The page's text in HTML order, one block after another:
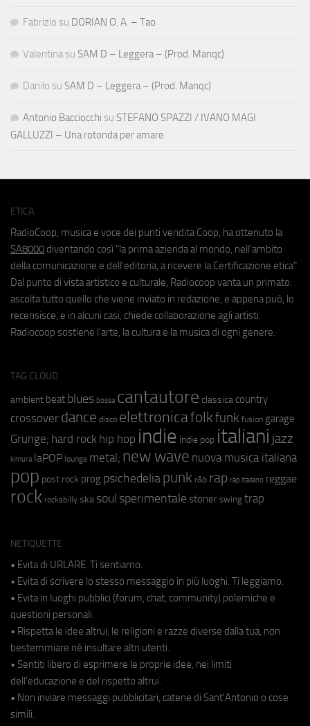
Fabrizio su DORIAN O. A. – Tao
Valentina su SAM D – Leggera – (Prod. Manqc)
Danilo su SAM D – Leggera – (Prod. Manqc)
Antonio Bacciocchi su STEFANO SPAZZI / IVANO MAGI
GALLUZZI – Una rotonda per amare
ETICA
RadioCoop, musica e voce dei punti vendita Coop, ha ottenuto la
SA8000 diventando così "la prima azienda al mondo, nell'ambito
della comunicazione e dell'editoria, a ricevere la Certificazione etica".
Dal punto di vista artistico e culturale, Radiocoop vanta un primato:
ascolta tutto quello che viene inviato in redazione, e appena può, lo
recensisce, e in alcuni casi, chiede collaborazione agli artisti.
Radiocoop sostiene l'arte, la cultura e la musica di ogni genere.
TAG CLOUD
ambient beat blues bossa cantautore classica country
crossover dance disco elettronicafolkfunk fusion garage
Grunge; hard rock hip hop indie indie pop italiani jazz
kimura laPOP lounge metal; new wave nuova musica italiana
pop post rock prog psichedeliapunk r&b rap rap italiano reggae
rock rockabilly ska soul sperimentale stoner swing trap
NETIQUETTE
• Evita di URLARE. Ti sentiamo.
• Evita di scrivere lo stesso messaggio in più luoghi. Ti leggiamo.
• Evita in luoghi pubblici (forum, chat, community) polemiche e
questioni personali.
• Rispetta le idee altrui, le religioni e razze diverse dalla tua, non
bestemmiare né insultare altri utenti.
• Sentiti libero di esprimere le proprie idee, nei limiti
dell'educazione e del rispetto altrui.
• Non inviare messaggi pubblicitari, catene di Sant'Antonio o cose
simili.